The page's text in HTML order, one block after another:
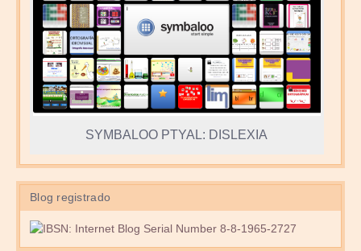
SYMBALOO PTYAL: DISLEXIA
Blog registrado